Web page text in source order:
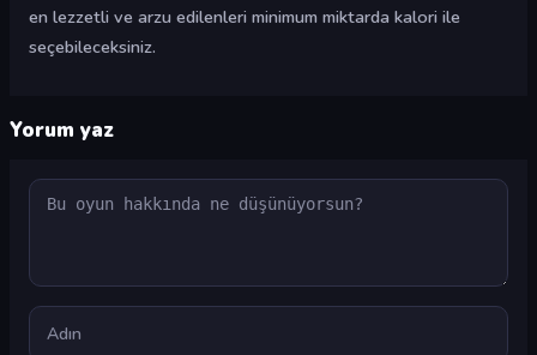
en lezzetli ve arzu edilenleri minimum miktarda kalori ile
seçebileceksiniz.
Yorum yaz
Yorum
Ad